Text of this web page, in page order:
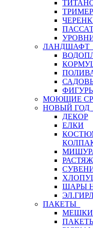
ЛАНДШАФТ
МОЮЩИЕ
НОВЫЙ ГОД
ДЕКОР
ЕЛКИ
ШАРЫ
ПАКЕТЫ
МЕШКИ